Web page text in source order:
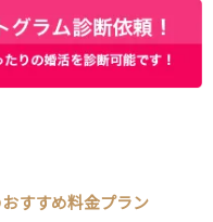
すすめ料金プラン